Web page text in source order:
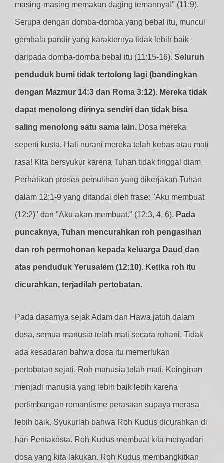
masing-masing memakan daging temannya!" (11:9).
Serupa dengan domba-domba yang bebal itu, muncul
gembala pandir yang karakternya tidak lebih baik
daripada domba-domba bebal itu (11:15-16). Seluruh
penduduk bumi tidak tertolong lagi (bandingkan
dengan Mazmur 14:3 dan Roma 3:12). Mereka tidak
dapat menolong dirinya sendiri dan tidak bisa
saling menolong satu sama lain. Dosa mereka
seperti kusta. Hati nurani mereka telah kebas atau mati
rasa! Kita bersyukur karena Tuhan tidak tinggal diam.
Perhatikan proses pemulihan yang dikerjakan Tuhan
dalam 12:1-9 yang ditandai oleh frase: "Aku membuat
(12:2)" dan "Aku akan membuat." (12:3, 4, 6). Pada
puncaknya, Tuhan mencurahkan roh pengasihan
dan roh permohonan kepada keluarga Daud dan
atas penduduk Yerusalem (12:10). Ketika roh itu
dicurahkan, terjadilah pertobatan.
Pada dasarnya sejak Adam dan Hawa jatuh dalam
dosa, semua manusia telah mati secara rohani. Tidak
ada kesadaran bahwa dosa itu memerlukan
pertobatan sejati. Roh manusia telah mati. Keinginan
menjadi manusia yang lebih baik lebih karena
pertimbangan romantisme perasaan supaya merasa
lebih baik. Syukurlah bahwa Roh Kudus dicurahkan di
hari Pentakosta. Roh Kudus membuat kita menyadari
dosa yang kita lakukan. Roh Kudus membangkitkan